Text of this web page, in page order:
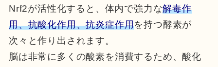
Nrf2が活性化すると、体内で強力な解毒作
用、抗酸化作用、抗炎症作用を持つ酵素が
次々と作り出されます。
脳は非常に多くの酸素を消費するため、酸化